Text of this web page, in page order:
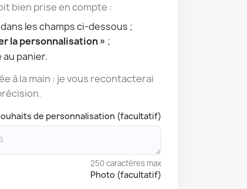
bien prise en compte :
les champs ci-dessous ;
la personnalisation » ;
panier.
à la main : je vous recontacterai
de personnalisation (facultatif)
250 caractères max
Photo (facultatif)